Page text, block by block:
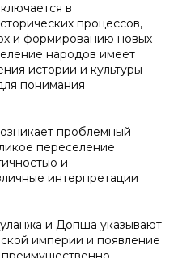
в
процессов,
и формированию новых
народов имеет
истории и культуры
понимания
проблемный
переселение
и
интерпретации
и Допша указывают
империи и появление